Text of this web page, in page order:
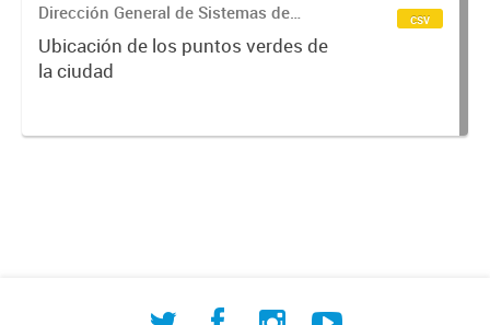
Dirección General de Sistemas de
Información Geográfica
Ubicación de los puntos verdes de
la ciudad
csv